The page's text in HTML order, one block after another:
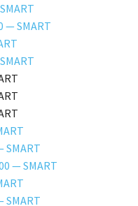
— SMART
SMART
— SMART
SMART